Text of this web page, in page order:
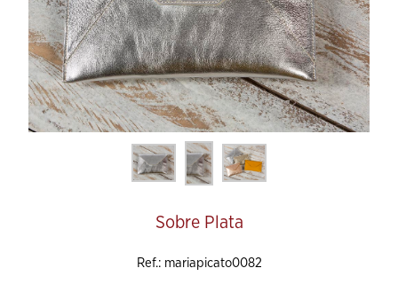
Sobre Plata
Ref.: mariapicato0082